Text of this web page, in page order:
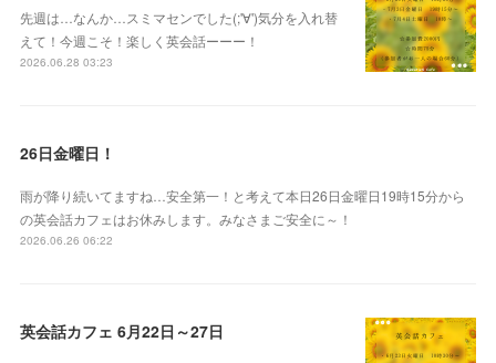
先週は…なんか…スミマセンでした(;'∀')気分を入れ替
えて！今週こそ！楽しく英会話ーーー！
2026.06.28 03:23
26日金曜日！
雨が降り続いてますね…安全第一！と考えて本日26日金曜日19時15分から
の英会話カフェはお休みします。みなさまご安全に～！
2026.06.26 06:22
英会話カフェ 6月22日～27日